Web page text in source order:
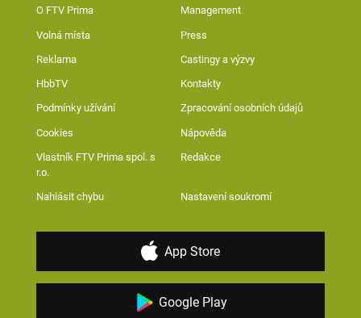
O FTV Prima Management
Volná místa Press
Reklama Castingy a výzvy
HbbTV Kontakty
Podmínky užívání Zpracování osobních údajů
Cookies Nápověda
Vlastník FTV Prima spol. s
r.o.
Redakce
Nahlásit chybu Nastavení soukromí
App Store
Google Play